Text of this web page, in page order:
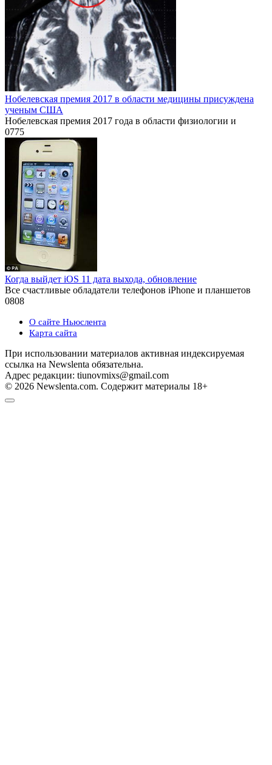
Нобелевская премия 2017 в области медицины присуждена
ученым США
Нобелевская премия 2017 года в области физиологии и
0775
Когда выйдет iOS 11 дата выхода, обновление
Все счастливые обладатели телефонов iPhone и планшетов
0808
О сайте Ньюслента
Карта сайта
При использовании материалов активная индексируемая
ссылка на Newslenta обязательна.
Адрес редакции: tiunovmixs@gmail.com
© 2026 Newslenta.com. Содержит материалы 18+